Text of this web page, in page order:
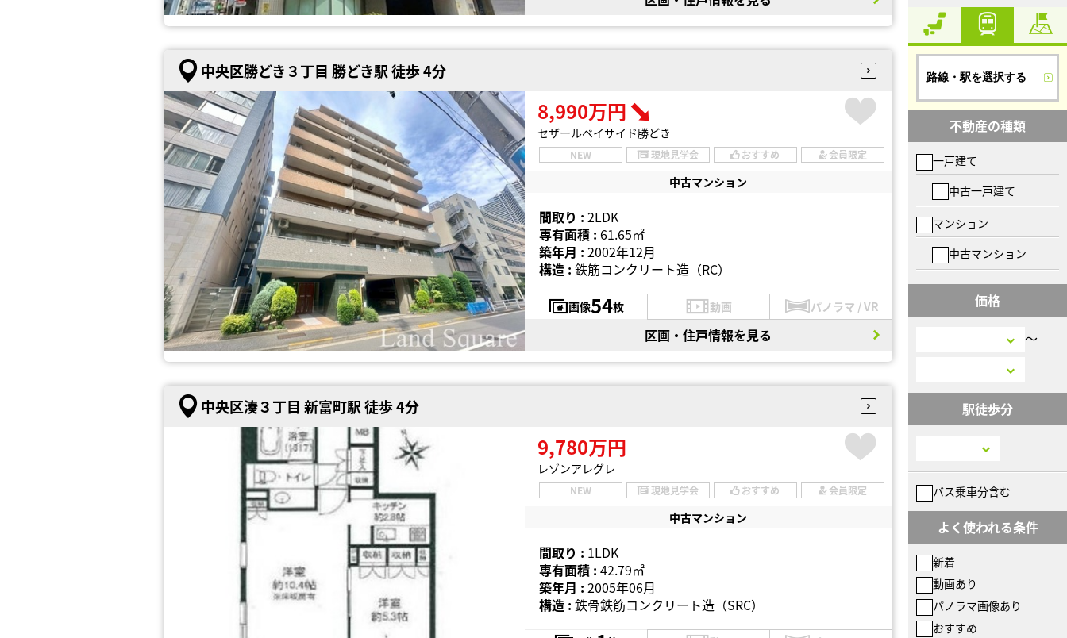
中央区勝どき３丁目 勝どき駅 徒歩 4分
8,990万円
セザールベイサイド勝どき
NEW 現地見学会 おすすめ 会員限定
中古マンション
間取り : 2LDK
専有面積 : 61.65㎡
築年月 : 2002年12月
構造 : 鉄筋コンクリート造（RC）
画像54枚 動画 パノラマ / VR
区画・住戸情報を見る
中央区湊３丁目 新富町駅 徒歩 4分
9,780万円
レゾンアレグレ
NEW 現地見学会 おすすめ 会員限定
中古マンション
間取り : 1LDK
専有面積 : 42.79㎡
築年月 : 2005年06月
構造 : 鉄骨鉄筋コンクリート造（SRC）
路線・駅を選択する
不動産の種類
一戸建て
中古一戸建て
マンション
中古マンション
価格
〜
駅徒歩分
バス乗車分含む
よく使われる条件
新着
動画あり
パノラマ画像あり
おすすめ